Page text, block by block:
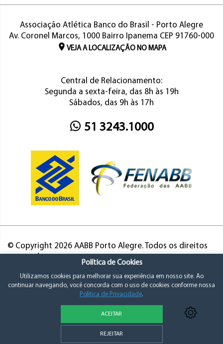
Associação Atlética Banco do Brasil - Porto Alegre
Av. Coronel Marcos, 1000 Bairro Ipanema CEP 91760-000
VEJA A LOCALIZAÇÃO NO MAPA
Central de Relacionamento:
Segunda a sexta-feira, das 8h às 19h
Sábados, das 9h às 17h
51 3243.1000
© Copyright 2026 AABB Porto Alegre. Todos os direitos
Política de Privacidade e Consentimento
Política de Cookies
Utilizamos cookies para melhorar sua experiência em nosso site. Ao
continuar navegando, você concorda com o uso de cookies conforme nossa
Política de Privacidade.
ACEITAR
REJEITAR